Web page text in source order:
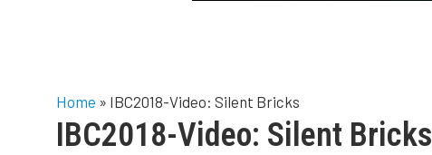
Home » IBC2018-Video: Silent Bricks
IBC2018-Video: Silent Bricks